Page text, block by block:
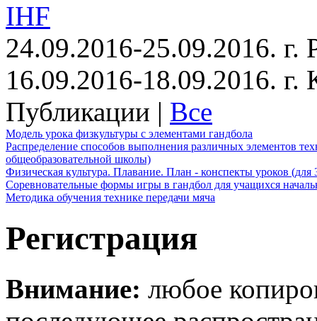
IHF
24.09.2016-25.09.2016. г.
16.09.2016-18.09.2016.
Публикации | Все
Модель урока физкультуры с элементами гандбола
Распределение способов выполнения различных элементов
общеобразовательной школы)
Физическая культура. Плавание. План - конспекты уроков (для
Соревновательные формы игры в гандбол для учащихся
Методика обучения технике передачи мяча
Регистрация
Внимание: любое